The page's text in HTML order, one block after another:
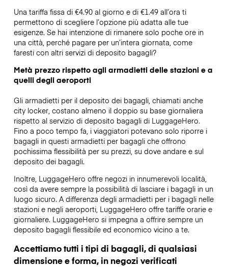
Una tariffa fissa di €4.90 al giorno e di €1.49 all’ora ti
permettono di scegliere l’opzione più adatta alle tue
esigenze. Se hai intenzione di rimanere solo poche ore in
una città, perché pagare per un’intera giornata, come
faresti con altri servizi di deposito bagagli?
Metà prezzo rispetto agli armadietti delle stazioni e a
quelli degli aeroporti
Gli armadietti per il deposito dei bagagli, chiamati anche
city locker, costano almeno il doppio su base giornaliera
rispetto al servizio di deposito bagagli di LuggageHero.
Fino a poco tempo fa, i viaggiatori potevano solo riporre i
bagagli in questi armadietti per bagagli che offrono
pochissima flessibilità per su prezzi, su dove andare e sul
deposito dei bagagli.
Inoltre, LuggageHero offre negozi in innumerevoli località,
così da avere sempre la possibilità di lasciare i bagagli in un
luogo sicuro. A differenza degli armadietti per i bagagli nelle
stazioni e negli aeroporti, LuggageHero offre tariffe orarie e
giornaliere. LuggageHero si impegna a offrire sempre un
deposito bagagli flessibile ed economico vicino a te.
Accettiamo tutti i tipi di bagagli, di qualsiasi
dimensione e forma, in negozi verificati